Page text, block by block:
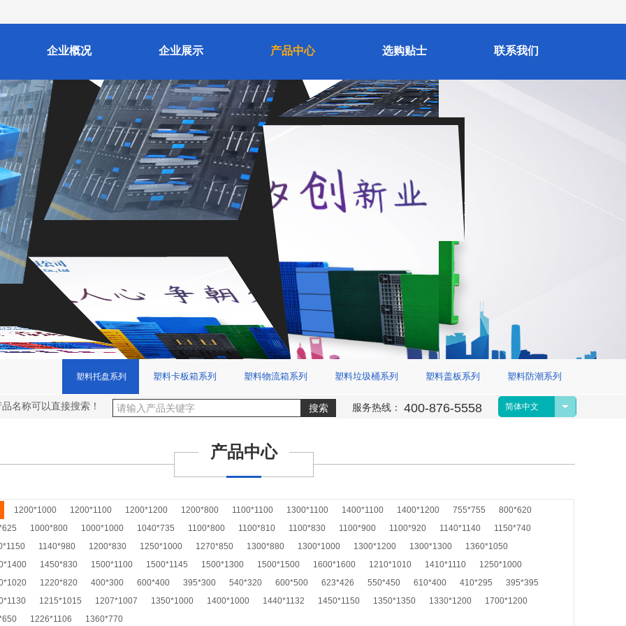
塑料托盘系列 塑料卡板箱系列 塑料物流箱系列 塑料垃圾桶系列 塑料盖板系列 塑料防潮系列
服务热线： 400-876-5558
名称可以直接搜索！ 搜索 简体中文
产品中心
1200*1000 1200*1100 1200*1200 1200*800 1100*1100 1300*1100 1400*1100 1400*1200 755*755
800*620
1000*800 1000*1000 1040*735 1100*800 1100*810 1100*830 1100*900 1100*920 1140*1140
1150*740
1140*980 1200*830 1250*1000 1270*850 1300*880 1300*1000 1300*1200 1300*1300
1360*1050
1450*830 1500*1100 1500*1145 1500*1300 1500*1500 1600*1600 1210*1010 1410*1110
1250*1000
1220*820 400*300 600*400 395*300 540*320 600*500 623*426 550*450 610*400 410*295
395*395
1215*1015 1207*1007 1350*1000 1400*1000 1440*1132 1450*1150 1350*1350 1330*1200
1700*1200
1226*1106 1360*770
企业概况 产品中心
企业展示 选购贴士 联系我们